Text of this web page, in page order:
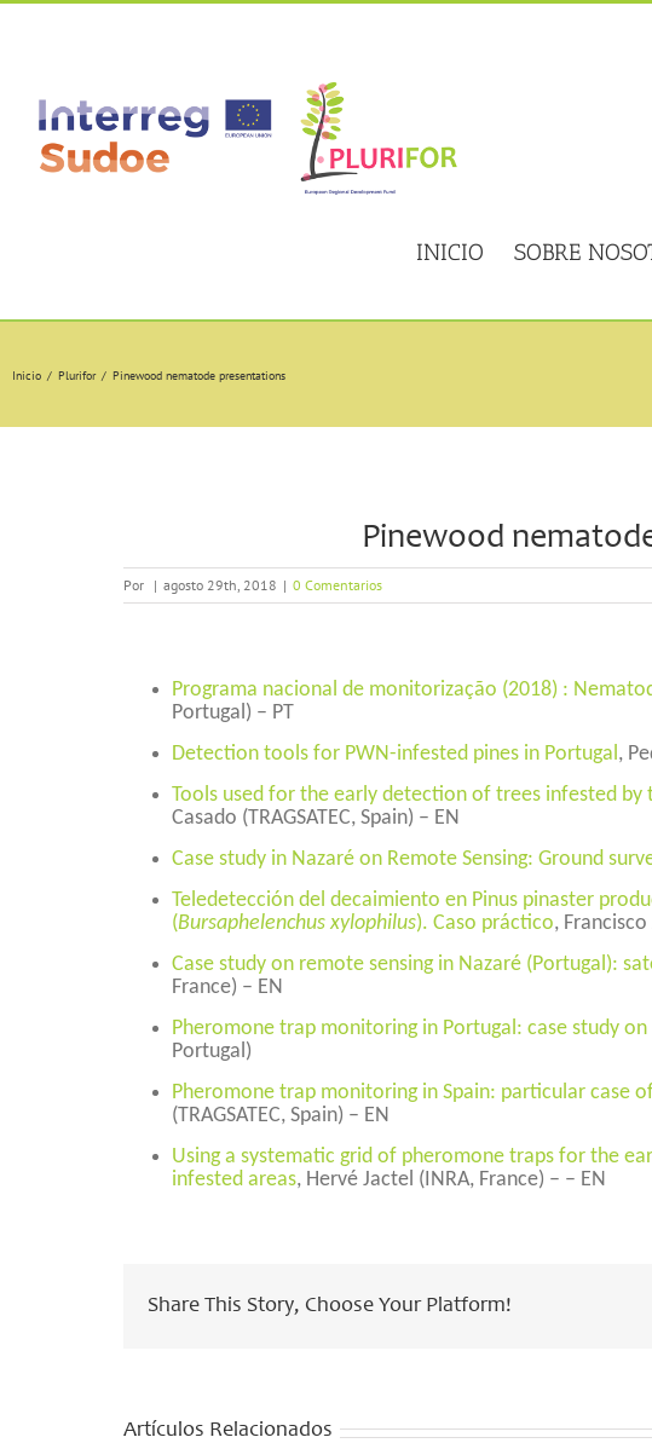
Skip
INICIO SOBRE
Inicio Plurifor Pinewood nematode presentations
Pinewood
Por | agosto 29th, 2018 | 0 Comentarios
Programa nacional de monitorização (2018) :
Portugal) – PT
Detection tools for PWN-infested pines in Portugal,
Tools used for the early detection of trees infested
Casado (TRAGSATEC, Spain) – EN
Case study in Nazaré on Remote Sensing: Ground
Teledetección del decaimiento en Pinus pinaster
(Bursaphelenchus xylophilus). Caso práctico, Francisco
Case study on remote sensing in Nazaré (Portugal):
France) – EN
Pheromone trap monitoring in Portugal: case study
Portugal)
Pheromone trap monitoring in Spain: particular case
(TRAGSATEC, Spain) – EN
Using a systematic grid of pheromone traps for the
infested areas, Hervé Jactel (INRA, France) – – EN
Share This Story, Choose Your Platform!
Artículos Relacionados